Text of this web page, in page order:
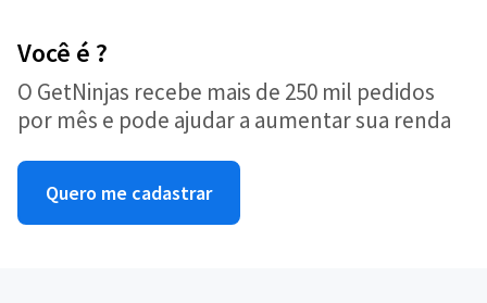
Você é ?
O GetNinjas recebe mais de 250 mil pedidos
por mês e pode ajudar a aumentar sua renda
Quero me cadastrar